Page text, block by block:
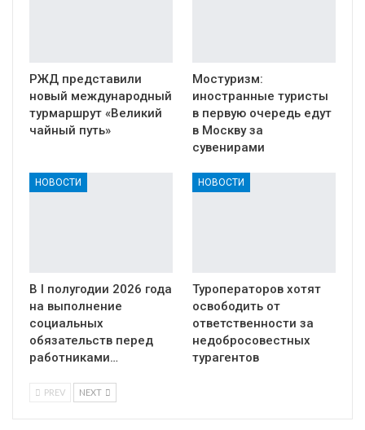
РЖД представили
новый международный
турмаршрут «Великий
чайный путь»
Мостуризм:
иностранные туристы
в первую очередь едут
в Москву за
сувенирами
НОВОСТИ
В I полугодии 2026 года
на выполнение
социальных
обязательств перед
работниками…
НОВОСТИ
Туроператоров хотят
освободить от
ответственности за
недобросовестных
турагентов
PREV NEXT